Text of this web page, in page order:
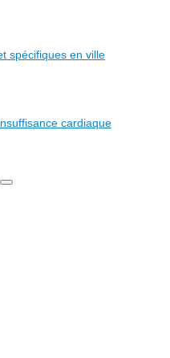
spécifiques en ville
cardiaque